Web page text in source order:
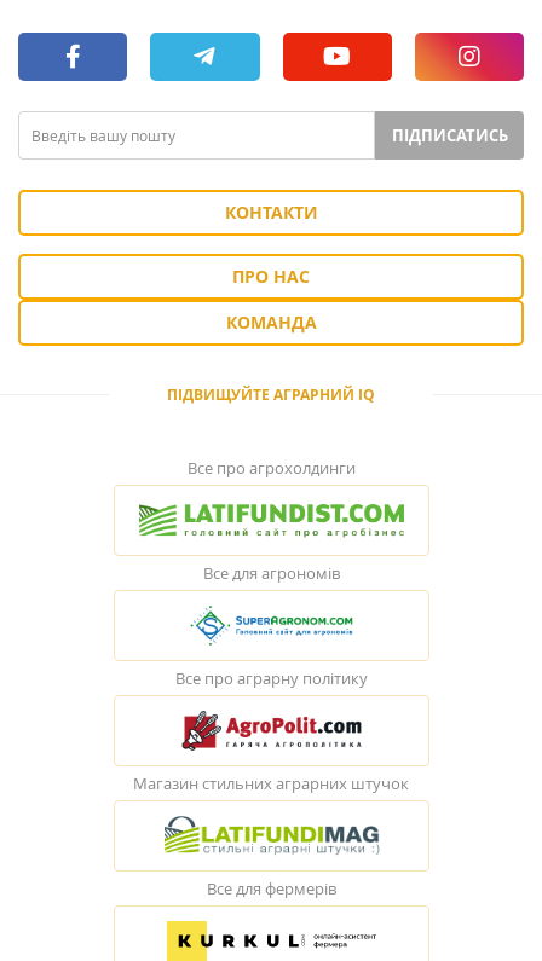
ПІДПИСАТИСЬ
КОНТАКТИ
ПРО НАС
КОМАНДА
ПІДВИЩУЙТЕ АГРАРНИЙ IQ
Все про агрохолдинги
Все для агрономів
Все про аграрну політику
Магазин стильних аграрних штучок
Все для фермерів